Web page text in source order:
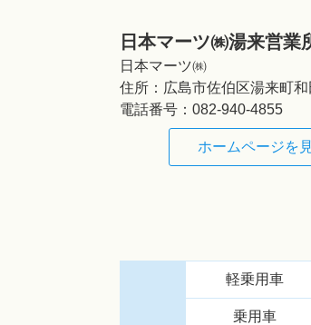
日本マーツ㈱湯来営業
日本マーツ㈱
住所： 広島市佐伯区湯来町
電話番号： 082-940-4855
ホームページを
軽乗用車
乗用車